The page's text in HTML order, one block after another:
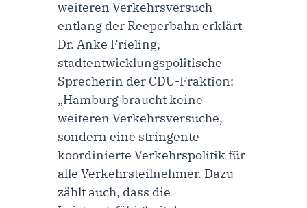
weiteren Verkehrsversuch
entlang der Reeperbahn erklärt
Dr. Anke Frieling,
stadtentwicklungspolitische
Sprecherin der CDU-Fraktion:
„Hamburg braucht keine
weiteren Verkehrsversuche,
sondern eine stringente
koordinierte Verkehrspolitik für
alle Verkehrsteilnehmer. Dazu
zählt auch, dass die